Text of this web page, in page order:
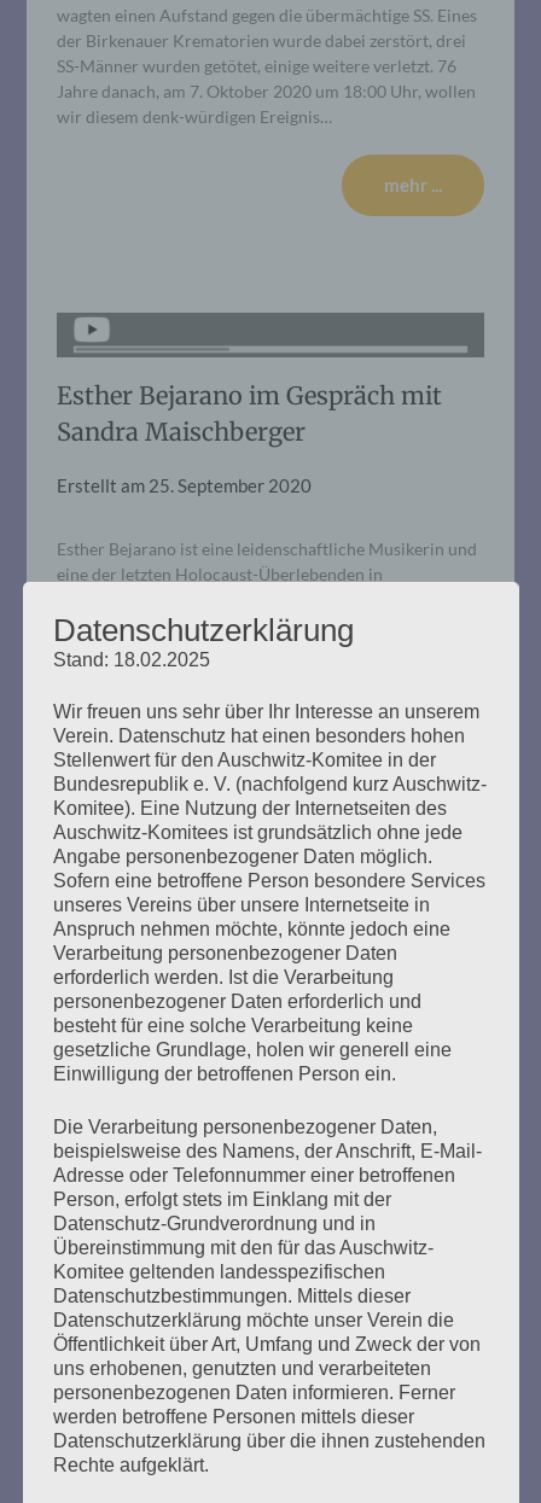
wagten einen Aufstand gegen die übermächtige SS. Eines
der Birkenauer Krematorien wurde dabei zerstört, drei
SS-Männer wurden getötet, einige weitere verletzt. 76
Jahre danach, am 7. Oktober 2020 um 18:00 Uhr, wollen
wir diesem denk-würdigen Ereignis…
mehr ...
Esther Bejarano im Gespräch mit
Sandra Maischberger
Erstellt am 25. September 2020
Esther Bejarano ist eine leidenschaftliche Musikerin und
eine der letzten Holocaust-Überlebenden in
deportiert und überlebte das Lager nur, weil sie im sog.
Mädchen-Orchester Akkordeon spielte. Heute kämpft
und warnt eindringlich davor, Rechtsradikalismus und
Antisemitismus nichts entgegen zu setzen. (Diese Episode
wurde am…
mehr ...
Grenzenlos erinnern und kämpfen
Erstellt am21. September 2020
Macht mit bei der Buchvorstellung mit Online-Lesung
Mittwoch, 23. September 2020 um 19 Uhr Unser Freund
Lutz van Dijk lädt ein. Liebe Freund*innen und
Kolleg*innen, am Mittwoch, dem 23. September 2020,
werde ich ab 19.00 Uhr (Zugang ab 18.50 Uhr) eine gute
halbe Stunde eine „Leseprobe“ geben…
mehr ...
Seitennummerierung
der
Zurück 18 Weiter
Datenschutzerklärung
Stand: 18.02.2025
Wir freuen uns sehr über Ihr Interesse an unserem
Verein. Datenschutz hat einen besonders hohen
Stellenwert für den Auschwitz-Komitee in der
Bundesrepublik e. V. (nachfolgend kurz Auschwitz-
Komitee). Eine Nutzung der Internetseiten des
Auschwitz-Komitees ist grundsätzlich ohne jede
Angabe personenbezogener Daten möglich.
Sofern eine betroffene Person besondere Services
unseres Vereins über unsere Internetseite in
Anspruch nehmen möchte, könnte jedoch eine
Verarbeitung personenbezogener Daten
erforderlich werden. Ist die Verarbeitung
personenbezogener Daten erforderlich und
besteht für eine solche Verarbeitung keine
gesetzliche Grundlage, holen wir generell eine
Einwilligung der betroffenen Person ein.
Die Verarbeitung personenbezogener Daten,
beispielsweise des Namens, der Anschrift, E-Mail-
Adresse oder Telefonnummer einer betroffenen
Person, erfolgt stets im Einklang mit der
Datenschutz-Grundverordnung und in
Übereinstimmung mit den für das Auschwitz-
Komitee geltenden landesspezifischen
Datenschutzbestimmungen. Mittels dieser
Datenschutzerklärung möchte unser Verein die
Öffentlichkeit über Art, Umfang und Zweck der von
uns erhobenen, genutzten und verarbeiteten
personenbezogenen Daten informieren. Ferner
werden betroffene Personen mittels dieser
Datenschutzerklärung über die ihnen zustehenden
Rechte aufgeklärt.